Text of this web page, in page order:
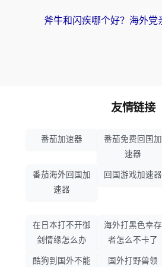
友情链接
番茄加速器
番茄免费回国加
速器
番茄海外回国加
速器
回国游戏加速器
在日本打不开御
剑情缘怎么办
海外打黑色幸存
者怎么不卡了
酷狗到国外不能 国外打野兽领